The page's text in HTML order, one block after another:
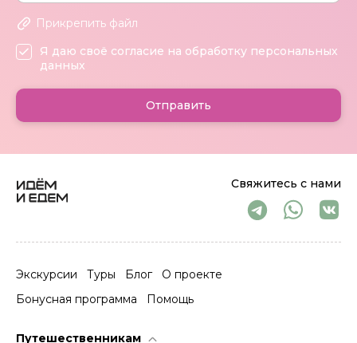
Свяжитесь с нами
Экскурсии Туры Блог
О проекте
Бонусная программа
Помощь
Путешественникам
Прикрепить файл
Я даю своё согласие на обработку персональных
данных
Отправить